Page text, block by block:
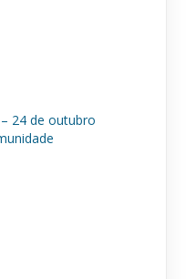
24 de outubro